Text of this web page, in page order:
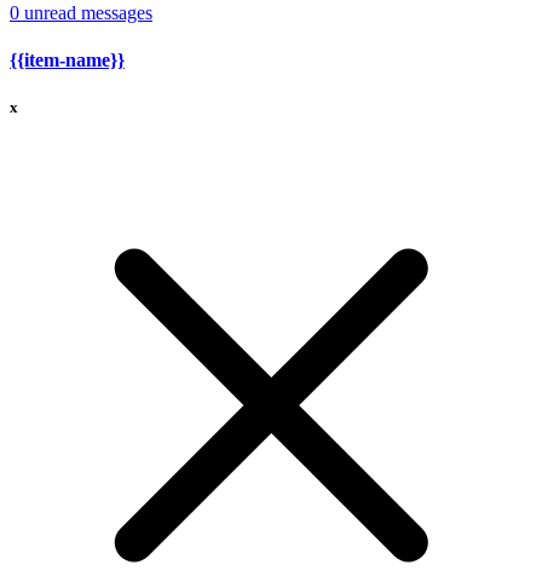
0 unread messages
{{item-name}}
x